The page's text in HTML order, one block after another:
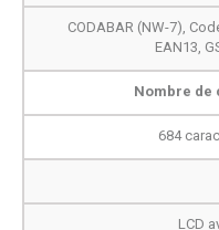
CODABAR (NW-7),
EAN13,
Nombre de
684
LCD